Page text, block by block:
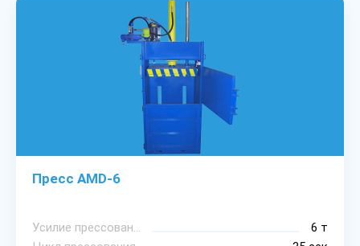
Пресс AMD-6
Уcилиe пpeccoвaния
6 т